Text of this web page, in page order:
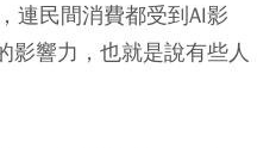
連民間消費都受到AI影
影響力，也就是說有些人